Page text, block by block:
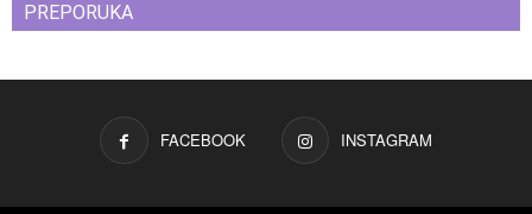
PREPORUKA
FACEBOOK INSTAGRAM